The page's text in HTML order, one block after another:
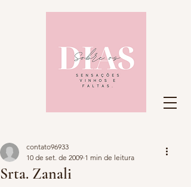
Srta. Zanali
contato96933
10 de set. de 2009 1 min de leitura